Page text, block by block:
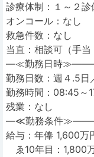
診療体制：１～２診
オンコール：なし
救急件数：なし
当直：相談可（手当
―≪勤務日時
勤務日数：週４.5日
勤務時間：08:45～
残業：なし
―≪勤務条件
給与：年俸 1,600万
ゑ10年目：1,800